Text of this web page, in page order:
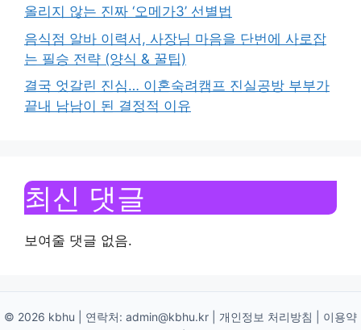
올리지 않는 진짜 ‘오메가3’ 선별법
음식점 알바 이력서, 사장님 마음을 단번에 사로잡
는 필승 전략 (양식 & 꿀팁)
결국 엇갈린 진심… 이혼숙려캠프 진실공방 부부가
끝내 남남이 된 결정적 이유
최신 댓글
보여줄 댓글 없음.
© 2026 kbhu | 연락처: admin@kbhu.kr 개인정보 처리방침
이용약